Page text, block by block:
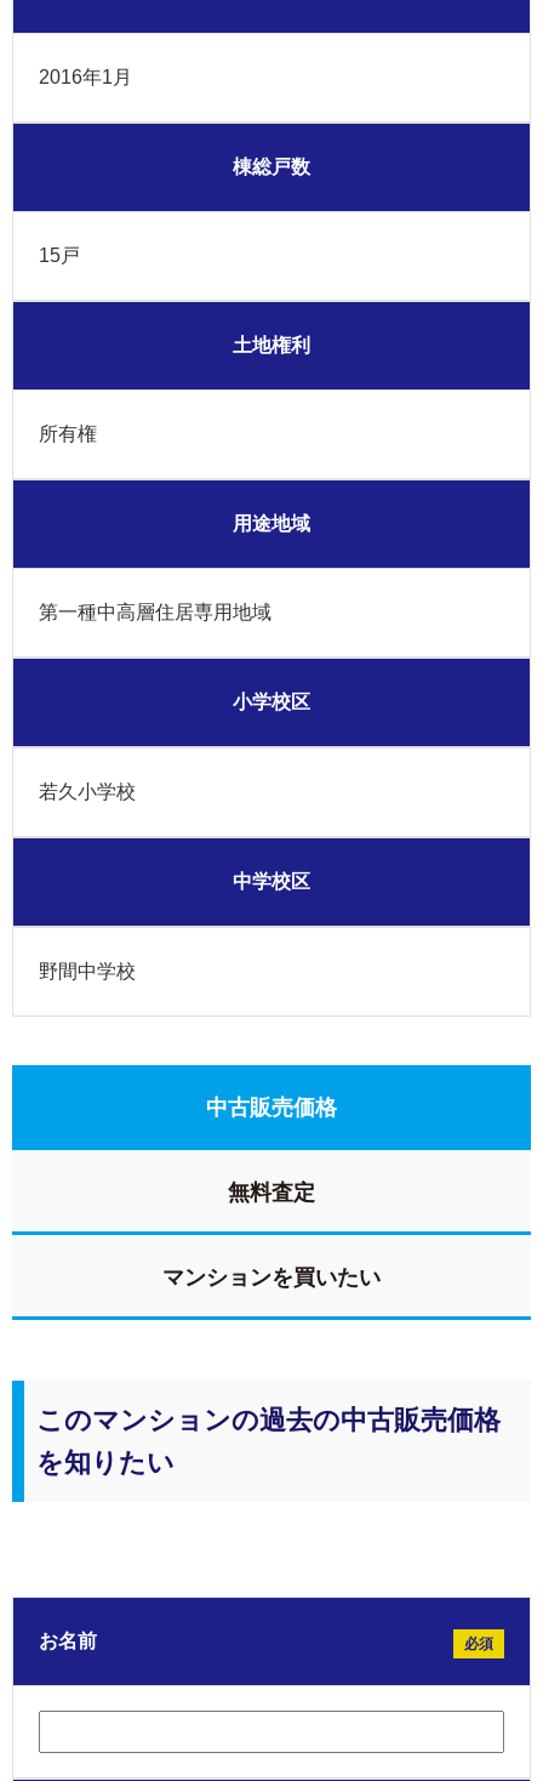
2016年1月
棟総戸数
15戸
土地権利
所有権
用途地域
第一種中高層住居専用地域
小学校区
若久小学校
中学校区
野間中学校
中古販売価格
無料査定
マンションを買いたい
このマンションの過去の中古販売価格
を知りたい
お名前 必須